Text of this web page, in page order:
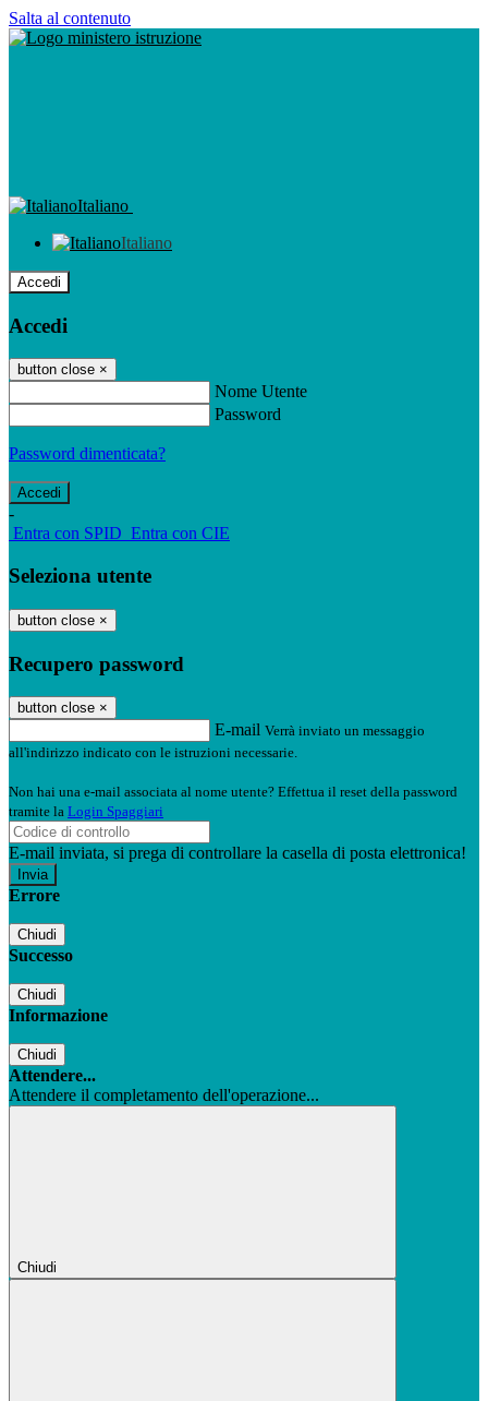
Salta al contenuto
Italiano
Italiano
Accedi
Accedi
button close ×
Nome Utente
Password
Password dimenticata?
-
Entra con SPID Entra con CIE
Seleziona utente
button close ×
Recupero password
button close ×
E-mail Verrà inviato un messaggio
all'indirizzo indicato con le istruzioni necessarie.
Non hai una e-mail associata al nome utente? Effettua il reset della password
tramite la Login Spaggiari
E-mail inviata, si prega di controllare la casella di posta elettronica!
Errore
Chiudi
Successo
Chiudi
Informazione
Chiudi
Attendere...
Attendere il completamento dell'operazione...
Chiudi